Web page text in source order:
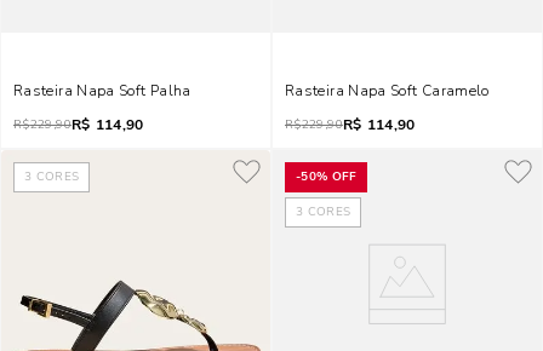
Rasteira Napa Soft Palha
R$229,90R$ 114,90
Rasteira Napa Soft Caramelo
R$229,90R$ 114,90
3 CORES -50% OFF
3 CORES